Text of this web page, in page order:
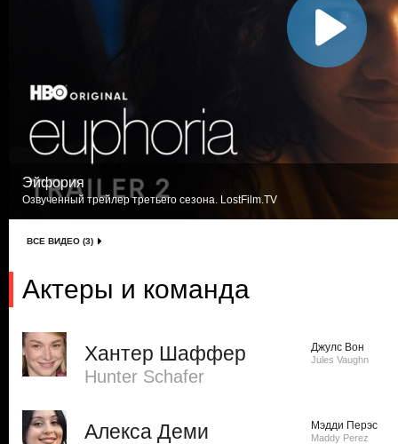
Эйфория
Озвученный трейлер третьего сезона. LostFilm.TV
ВСЕ ВИДЕО (3)
Актеры и команда
Хантер Шаффер
Hunter Schafer
Джулс Вон
Jules Vaughn
Алекса Деми Мэдди Перэс
Maddy Perez